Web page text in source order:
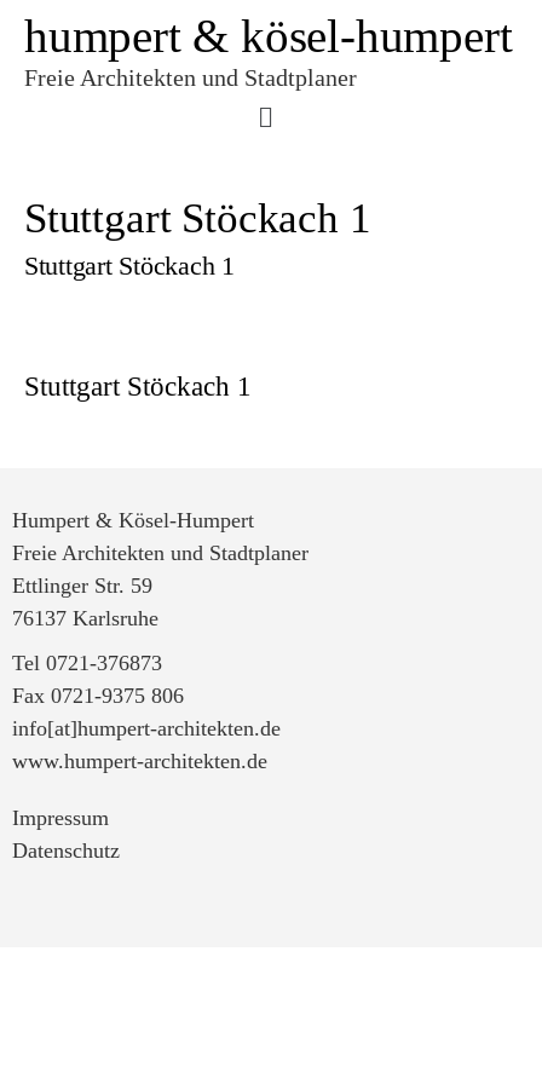
humpert & kösel-humpert
Freie Architekten und Stadtplaner
Stuttgart Stöckach 1
Stuttgart Stöckach 1
Stuttgart Stöckach 1
Humpert & Kösel-Humpert
Freie Architekten und Stadtplaner
Ettlinger Str. 59
76137 Karlsruhe
Tel 0721-376873
Fax 0721-9375 806
info[at]humpert-architekten.de
www.humpert-architekten.de
Impressum
Datenschutz